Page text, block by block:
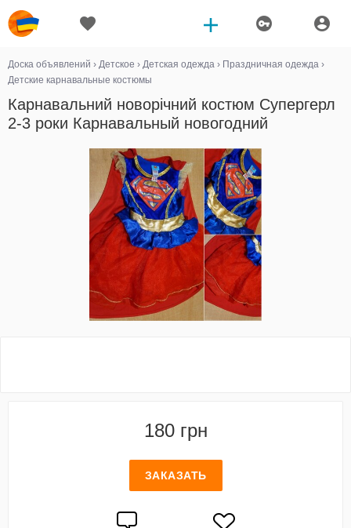
Доска объявлений › Детское › Детская одежда › Праздничная одежда ›
Детские карнавальные костюмы
Карнавальний новорічний костюм Супергерл
2-3 роки Карнавальный новогодний
180 грн
ЗАКАЗАТЬ